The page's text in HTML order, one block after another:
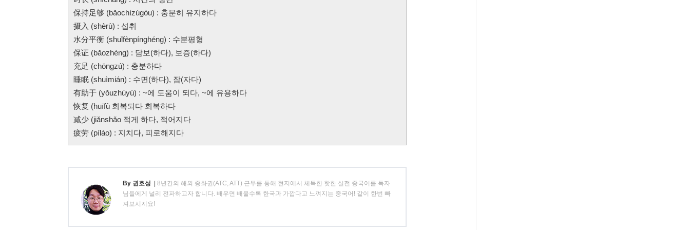
保持足够 (bǎochízúgòu) : 충분히 유지하다
摄入 (shèrù) : 섭취
水分平衡 (shuǐfènpínghéng) : 수분평형
保证 (bǎozhèng) : 담보(하다), 보증(하다)
充足 (chōngzú) : 충분하다
睡眠 (shuìmián) : 수면(하다), 잠(자다)
有助于 (yǒuzhùyú) : ~에 도움이 되다, ~에 유용하다
恢复 (huīfù 회복되다 회복하다
减少 (jiǎnshǎo 적게 하다, 적어지다
疲劳 (píláo) : 지치다, 피로해지다
By 권호성 | 8년간의 해외 중화권(ATC, ATT) 근무를 통해 현지에서 체득한 핫한 실전 중국어를 독자
님들에게 널리 전파하고자 합니다. 배우면 배울수록 한국과 가깝다고 느껴지는 중국어! 같이 한번 빠
져보시지요!